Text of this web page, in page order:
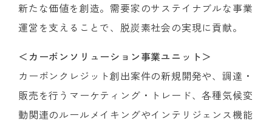
新たな価値を創造。需要家のサステイナブルな事業
運営を支えることで、脱炭素社会の実現に貢献。
＜カーボンソリューション事業ユニット＞
カーボンクレジット創出案件の新規開発や、調達・
販売を行うマーケティング・トレード、各種気候変
動関連のルールメイキングやインテリジェンス機能